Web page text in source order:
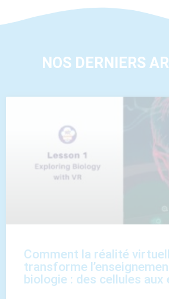
NOS DERNIERS
Comment la réalité
transforme
biologie : des cellules